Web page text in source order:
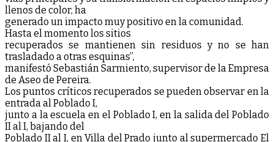
llenos de color, ha
generado un impacto muy positivo en la comunidad.
Hasta el momento los sitios
recuperados se mantienen sin residuos y no se han
trasladado a otras esquinas”,
manifestó Sebastián Sarmiento, supervisor de la Empresa
de Aseo de Pereira.
Los puntos críticos recuperados se pueden observar en la
entrada al Poblado I,
junto a la escuela en el Poblado I, en la salida del Poblado
II al I, bajando del
Poblado II al I, en Villa del Prado junto al supermercado El